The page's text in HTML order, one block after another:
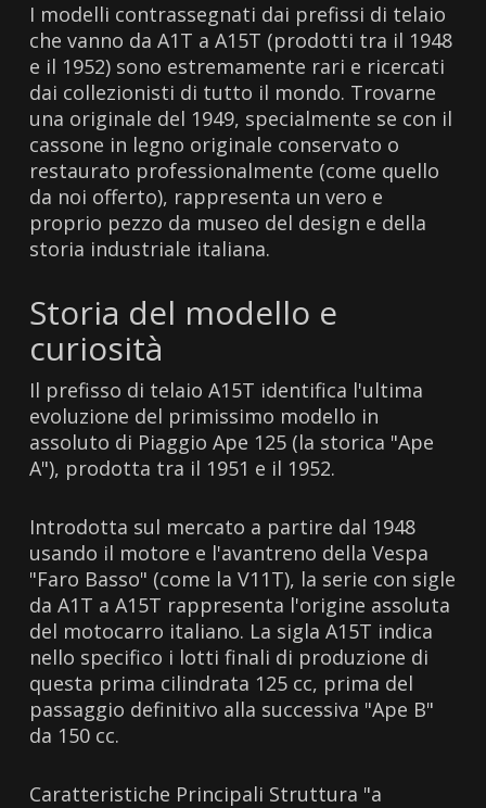
I modelli contrassegnati dai prefissi di telaio
che vanno da A1T a A15T (prodotti tra il 1948
e il 1952) sono estremamente rari e ricercati
dai collezionisti di tutto il mondo. Trovarne
una originale del 1949, specialmente se con il
cassone in legno originale conservato o
restaurato professionalmente (come quello
da noi offerto), rappresenta un vero e
proprio pezzo da museo del design e della
storia industriale italiana.
Storia del modello e
curiosità
Il prefisso di telaio A15T identifica l'ultima
evoluzione del primissimo modello in
assoluto di Piaggio Ape 125 (la storica "Ape
A"), prodotta tra il 1951 e il 1952.
Introdotta sul mercato a partire dal 1948
usando il motore e l'avantreno della Vespa
"Faro Basso" (come la V11T), la serie con sigle
da A1T a A15T rappresenta l'origine assoluta
del motocarro italiano. La sigla A15T indica
nello specifico i lotti finali di produzione di
questa prima cilindrata 125 cc, prima del
passaggio definitivo alla successiva "Ape B"
da 150 cc.
Caratteristiche Principali Struttura "a